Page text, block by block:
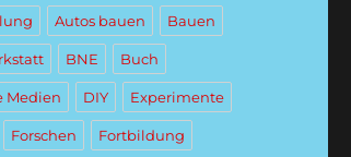
Autos bauen Bauen
BNE Buch
Medien DIY Experimente
Forschen Fortbildung